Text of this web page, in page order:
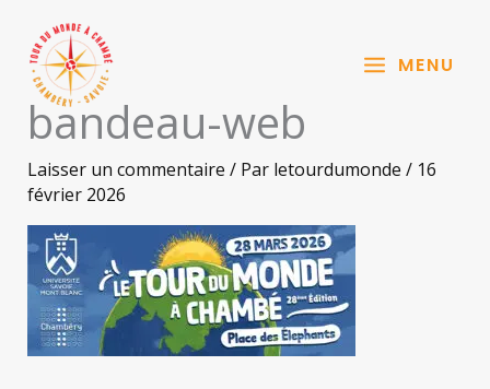
contenu
MENU
bandeau-web
Laisser un commentaire / Par letourdumonde / 16
février 2026